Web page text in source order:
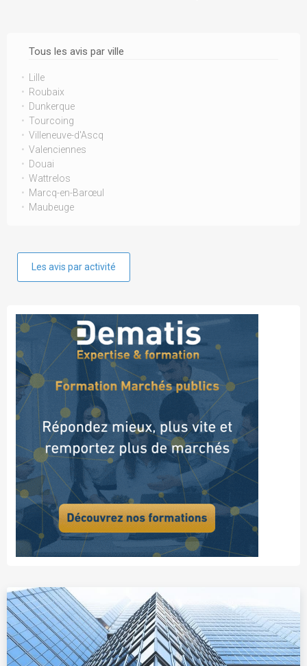
Tous les avis par ville
Lille
Roubaix
Dunkerque
Tourcoing
Villeneuve-d'Ascq
Valenciennes
Douai
Wattrelos
Marcq-en-Barœul
Maubeuge
Les avis par activité